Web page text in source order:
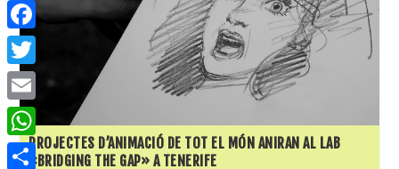
PROJECTES D’ANIMACIÓ DE TOT EL MÓN ANIRAN AL LAB
«BRIDGING THE GAP» A TENERIFE
F
a
c
e
b
T
w
i
t
E
m
W